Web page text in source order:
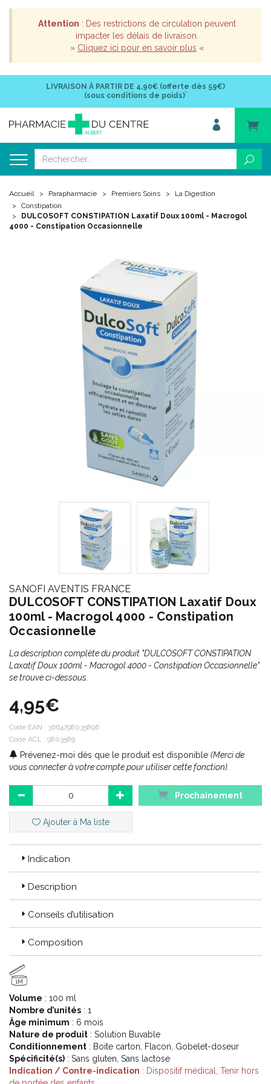
Attention : Des restrictions de circulation peuvent
impacter les délais de livraison.
» Cliquez ici pour en savoir plus «
LIVRAISON À PARTIR DE 4,90€ (offerte dès 59€)
(sous conditions de poids)*
Accueil Parapharmacie Premiers Soins
La Digestion
Constipation
DULCOSOFT CONSTIPATION Laxatif Doux 100ml - Macrogol
4000 - Constipation Occasionnelle
SANOFI AVENTIS FRANCE
DULCOSOFT CONSTIPATION Laxatif Doux
100ml - Macrogol 4000 - Constipation
Occasionnelle
La description complète du produit "DULCOSOFT CONSTIPATION
Laxatif Doux 100ml - Macrogol 4000 - Constipation Occasionnelle"
se trouve ci-dessous.
4,95€
Code EAN : 3664798035896
Code ACL : 9803589
Prévenez-moi dès que le produit est disponible (Merci de
vous connecter à votre compte pour utiliser cette fonction).
Prochainement
Ajouter à Ma liste
Indication
Description
Conseils d’utilisation
Composition
1M
Volume : 100 ml
Nombre d’unités : 1
Âge minimum : 6 mois
Nature de produit : Solution Buvable
Conditionnement : Boite carton, Flacon, Gobelet-doseur
Spécificité(s) : Sans gluten, Sans lactose
Indication / Contre-indication : Dispositif médical, Tenir hors